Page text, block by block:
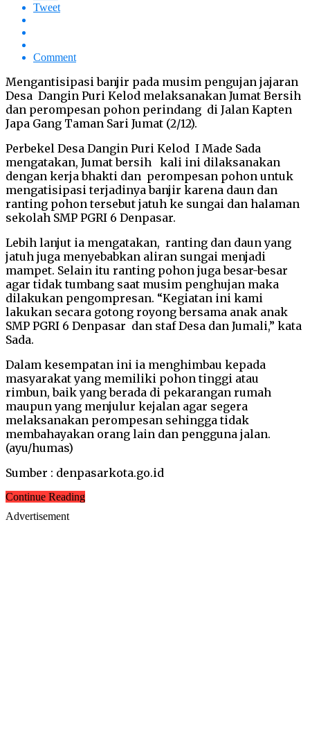
Tweet
Comment
Mengantisipasi banjir pada musim pengujan jajaran
Desa Dangin Puri Kelod melaksanakan Jumat Bersih
dan perompesan pohon perindang di Jalan Kapten
Japa Gang Taman Sari Jumat (2/12).
Perbekel Desa Dangin Puri Kelod I Made Sada
mengatakan, Jumat bersih kali ini dilaksanakan
dengan kerja bhakti dan perompesan pohon untuk
mengatisipasi terjadinya banjir karena daun dan
ranting pohon tersebut jatuh ke sungai dan halaman
sekolah SMP PGRI 6 Denpasar.
Lebih lanjut ia mengatakan, ranting dan daun yang
jatuh juga menyebabkan aliran sungai menjadi
mampet. Selain itu ranting pohon juga besar-besar
agar tidak tumbang saat musim penghujan maka
dilakukan pengompresan. “Kegiatan ini kami
lakukan secara gotong royong bersama anak anak
SMP PGRI 6 Denpasar dan staf Desa dan Jumali,” kata
Sada.
Dalam kesempatan ini ia menghimbau kepada
masyarakat yang memiliki pohon tinggi atau
rimbun, baik yang berada di pekarangan rumah
maupun yang menjulur kejalan agar segera
melaksanakan perompesan sehingga tidak
membahayakan orang lain dan pengguna jalan.
(ayu/humas)
Sumber : denpasarkota.go.id
Continue Reading
Advertisement